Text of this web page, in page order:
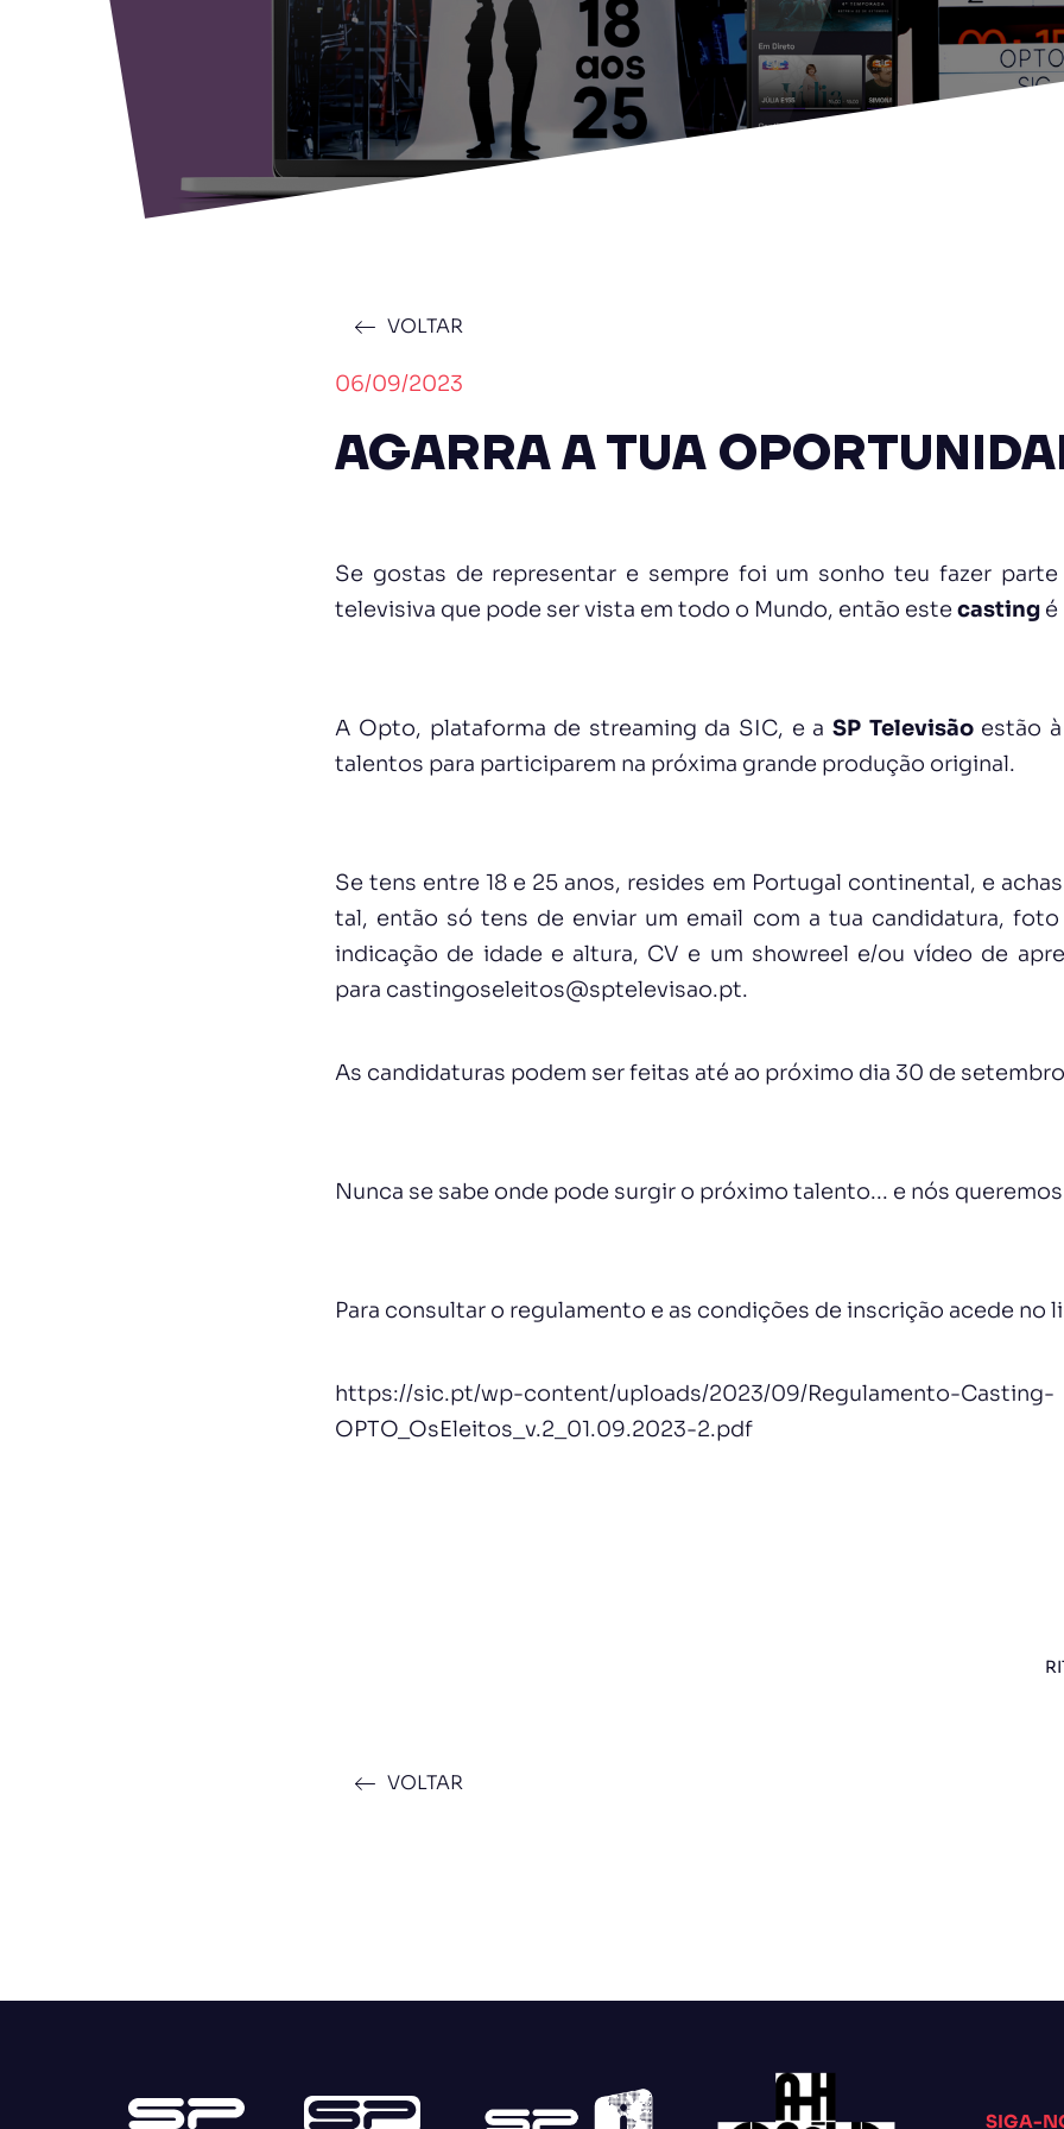
VOLTAR
06/09/2023
AGARRA A TUA
Se gostas de representar e sempre foi um sonho teu fazer
televisiva que pode ser vista em todo o Mundo, então estecasting é
A Opto, plataforma de streaming da SIC, e a SP Televisãoestão à
talentos para participarem na próxima grande produção original.
Se tens entre 18 e 25 anos, resides em Portugal continental, e
tal, então só tens de enviar um email com a tua candidatura,
indicação de idade e altura, CV e um showreel e/ou vídeo de
para castingoseleitos@sptelevisao.pt.
As candidaturas podem ser feitas até ao próximo dia 30 de
Nunca se sabe onde pode surgir o próximo talento... e nós
Para consultar o regulamento e as condições de inscrição acede no
https://sic.pt/wp-content/uploads/2023/09/Regulamento-Casting-
OPTO_OsEleitos_v.2_01.09.2023-2.pdf
VOLTAR
SIGA-